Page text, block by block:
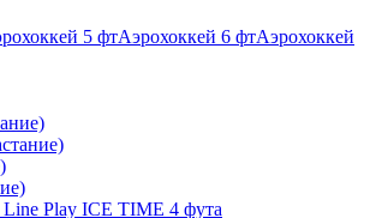
5 фтАэрохоккей 6 фтАэрохоккей